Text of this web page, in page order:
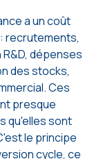
a un coût
recrutements,
dépenses
des stocks,
Ces
presque
qu'elles sont
le principe
cycle, ce